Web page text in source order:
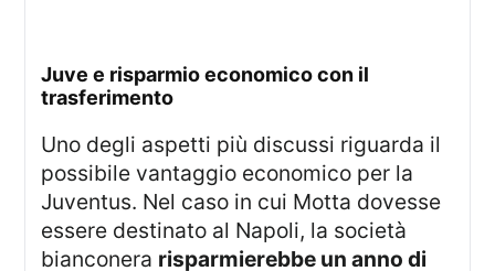
juve e risparmio economico con il
trasferimento
Uno degli aspetti più discussi riguarda il
possibile vantaggio economico per la
Juventus. Nel caso in cui Motta dovesse
essere destinato al Napoli, la società
bianconera risparmierebbe un anno di